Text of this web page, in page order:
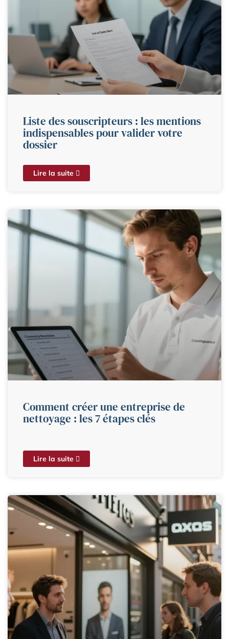
Liste des souscripteurs : les mentions
indispensables pour valider votre
dossier
Lire la suite
Comment créer une entreprise de
nettoyage : les 7 étapes clés
Lire la suite